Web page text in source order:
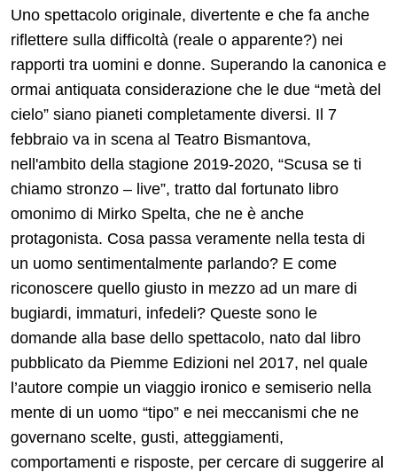
Uno spettacolo originale, divertente e che fa anche
riflettere sulla difficoltà (reale o apparente?) nei
rapporti tra uomini e donne. Superando la canonica e
ormai antiquata considerazione che le due “metà del
cielo” siano pianeti completamente diversi. Il 7
febbraio va in scena al Teatro Bismantova,
nell'ambito della stagione 2019-2020, “Scusa se ti
chiamo stronzo – live”, tratto dal fortunato libro
omonimo di Mirko Spelta, che ne è anche
protagonista. Cosa passa veramente nella testa di
un uomo sentimentalmente parlando? E come
riconoscere quello giusto in mezzo ad un mare di
bugiardi, immaturi, infedeli? Queste sono le
domande alla base dello spettacolo, nato dal libro
pubblicato da Piemme Edizioni nel 2017, nel quale
l’autore compie un viaggio ironico e semiserio nella
mente di un uomo “tipo” e nei meccanismi che ne
governano scelte, gusti, atteggiamenti,
comportamenti e risposte, per cercare di suggerire al